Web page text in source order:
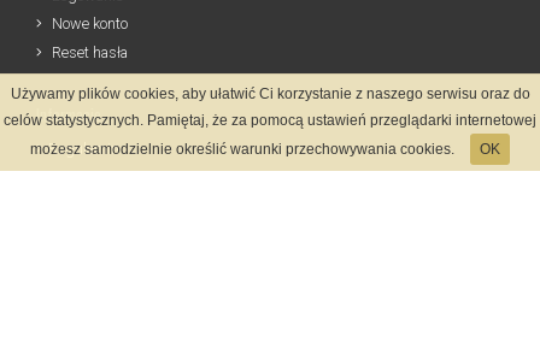
Nowe konto
Reset hasła
Informacje
Regulamin
Używamy plików cookies, aby ułatwić Ci korzystanie z naszego serwisu oraz do
celów statystycznych. Pamiętaj, że za pomocą ustawień przeglądarki internetowej
możesz samodzielnie określić warunki przechowywania cookies.
OK